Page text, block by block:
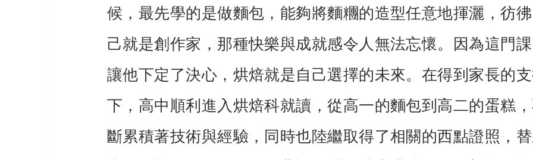
候，最先學的是做麵包，能夠將麵糰的造型任意地揮灑，彷
己就是創作家，那種快樂與成就感令人無法忘懷。因為這門
讓他下定了決心，烘焙就是自己選擇的未來。在得到家長的
下，高中順利進入烘焙科就讀，從高一的麵包到高二的蛋糕
斷累積著技術與經驗，同時也陸繼取得了相關的西點證照，